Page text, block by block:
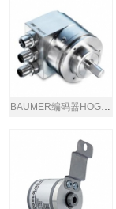
BAUMER编码器HOG10 DN 600 I LR 17K KLK